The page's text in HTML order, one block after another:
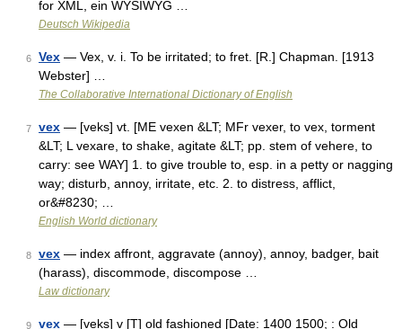
for XML, ein WYSIWYG …
Deutsch Wikipedia
6 Vex — Vex, v. i. To be irritated; to fret. [R.] Chapman. [1913
Webster] …
The Collaborative International Dictionary of English
7 vex — [veks] vt. [ME vexen &LT; MFr vexer, to vex, torment
&LT; L vexare, to shake, agitate &LT; pp. stem of vehere, to
carry: see WAY] 1. to give trouble to, esp. in a petty or nagging
way; disturb, annoy, irritate, etc. 2. to distress, afflict,
or&#8230; …
English World dictionary
8 vex — index affront, aggravate (annoy), annoy, badger, bait
(harass), discommode, discompose …
Law dictionary
9 vex — [veks] v [T] old fashioned [Date: 1400 1500; : Old